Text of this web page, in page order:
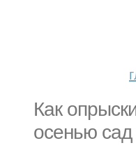
Как
осенью